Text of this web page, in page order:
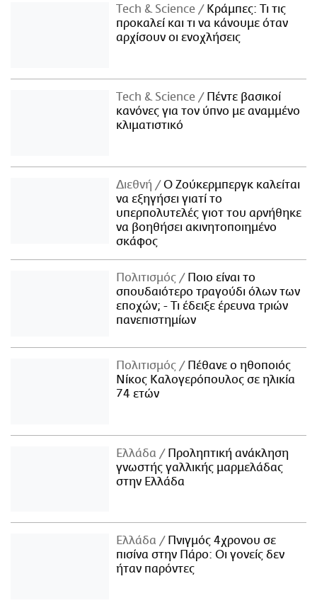
Τech & Science
Κράμπες: Τι τις
προκαλεί και τι να κάνουμε όταν
αρχίσουν οι ενοχλήσεις
Τech & Science
Πέντε βασικοί
κανόνες για τον ύπνο με αναμμένο
κλιματιστικό
Διεθνή
Ο Ζούκερμπεργκ καλείται
να εξηγήσει γιατί το
υπερπολυτελές γιοτ του αρνήθηκε
να βοηθήσει ακινητοποιημένο
σκάφος
Πολιτισμός
Ποιο είναι το
σπουδαιότερο τραγούδι όλων των
εποχών; - Τι έδειξε έρευνα τριών
πανεπιστημίων
Πολιτισμός
Πέθανε ο ηθοποιός
Νίκος Καλογερόπουλος σε ηλικία
74 ετών
Ελλάδα
Προληπτική ανάκληση
γνωστής γαλλικής μαρμελάδας
στην Ελλάδα
Ελλάδα
Πνιγμός 4χρονου σε
πισίνα στην Πάρο: Οι γονείς δεν
ήταν παρόντες